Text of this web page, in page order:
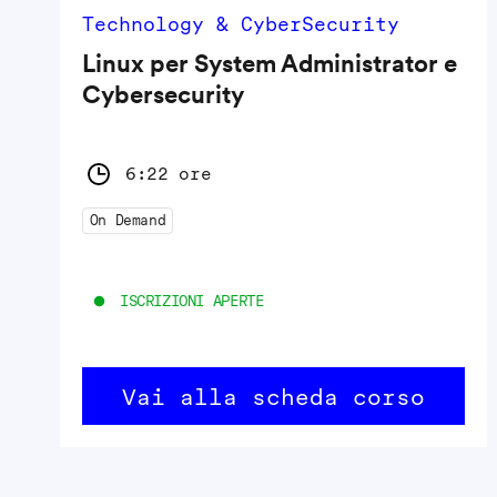
Technology & CyberSecurity
Linux per System Administrator e
Cybersecurity
6:22 ore
On Demand
ISCRIZIONI APERTE
Vai alla scheda corso